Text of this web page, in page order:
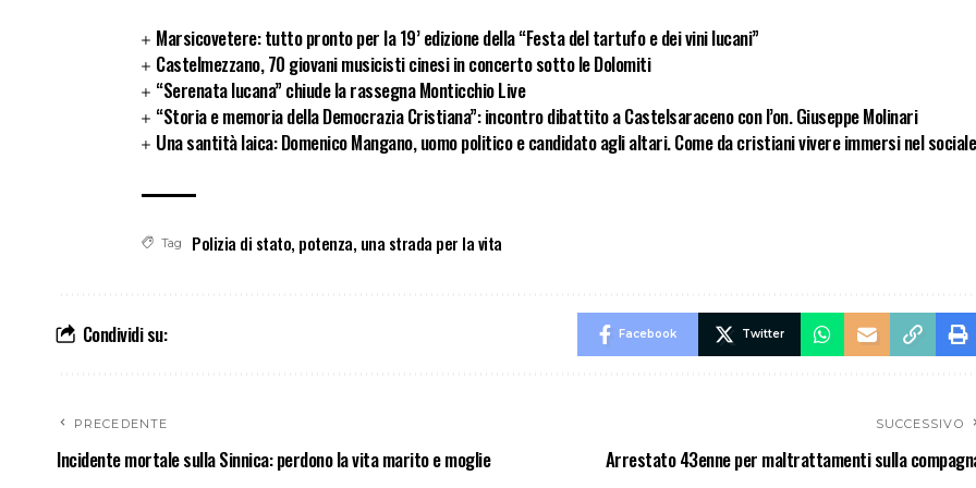
Marsicovetere: tutto pronto per la 19’ edizione della “Festa del tartufo e dei vini lucani”
Castelmezzano, 70 giovani musicisti cinesi in concerto sotto le Dolomiti
“Serenata lucana” chiude la rassegna Monticchio Live
“Storia e memoria della Democrazia Cristiana”: incontro dibattito a Castelsaraceno con l’on. Giuseppe Molinari
Una santità laica: Domenico Mangano, uomo politico e candidato agli altari. Come da cristiani vivere immersi nel sociale
Tag Polizia di stato, potenza, una strada per la vita
Condividi su: Facebook Twitter
PRECEDENTE
Incidente mortale sulla Sinnica: perdono la vita marito e moglie
SUCCESSIVO
Arrestato 43enne per maltrattamenti sulla